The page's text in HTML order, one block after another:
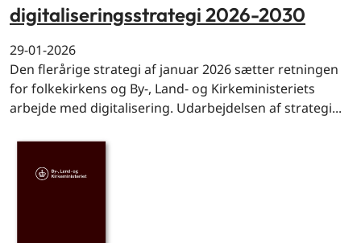
digitaliseringsstrategi 2026-2030
29-01-2026
Den flerårige strategi af januar 2026 sætter retningen
for folkekirkens og By-, Land- og Kirkeministeriets
arbejde med digitalisering. Udarbejdelsen af strategi...